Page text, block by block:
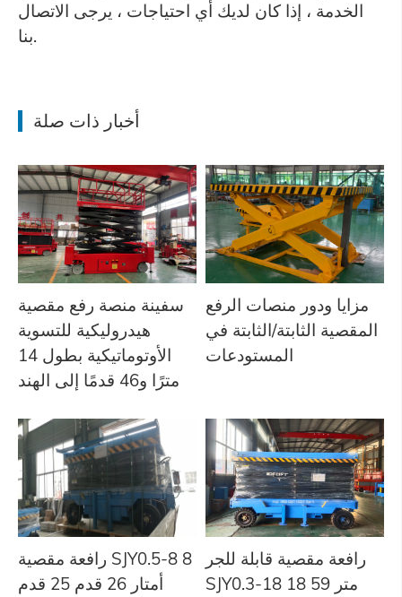
الخدمة ، إذا كان لديك أي احتياجات ، يرجى الاتصال
بنا.
أخبار ذات صلة
سفينة منصة رفع مقصية
هيدروليكية للتسوية
الأوتوماتيكية بطول 14
مترًا و46 قدمًا إلى الهند
مزايا ودور منصات الرفع
المقصية الثابتة/الثابتة في
المستودعات
رافعة مقصية SJY0.5-8 8
أمتار 26 قدم 25 قدم
رافعة مقصية قابلة للجر
SJY0.3-18 18 متر 59